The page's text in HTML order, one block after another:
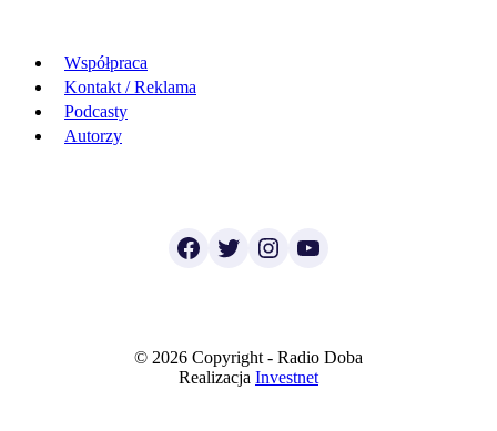
Współpraca
Kontakt / Reklama
Podcasty
Autorzy
Facebook
TwitterInstagram
YouTube
© 2026 Copyright - Radio Doba
Realizacja Investnet